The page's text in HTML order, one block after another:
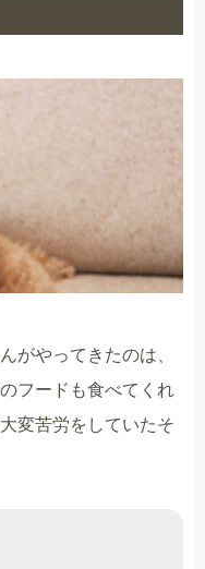
がやってきたのは、
フードも食べてくれ
変苦労をしていたそ